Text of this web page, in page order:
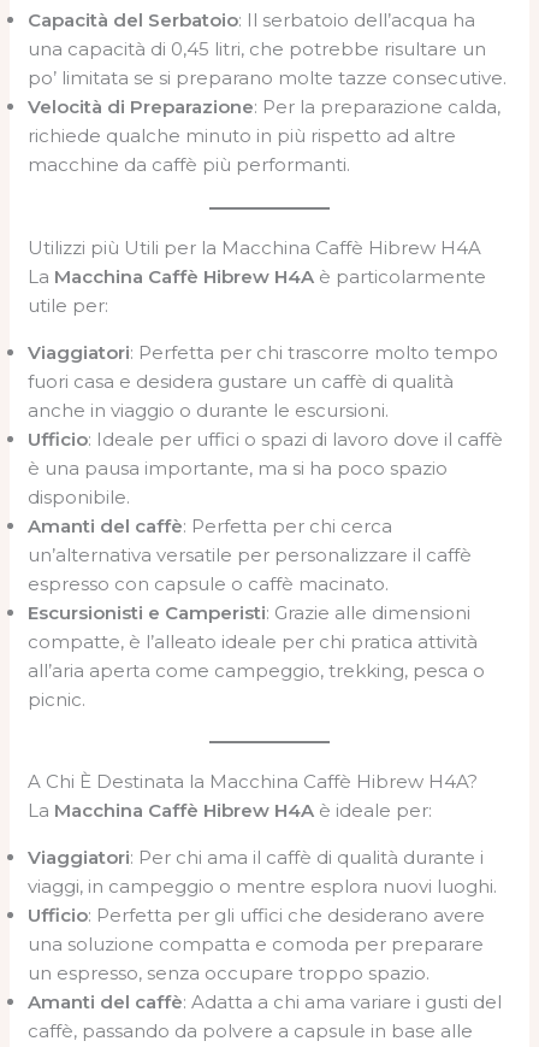
Capacità del Serbatoio: Il serbatoio dell’acqua ha
una capacità di 0,45 litri, che potrebbe risultare un
po’ limitata se si preparano molte tazze consecutive.
Velocità di Preparazione: Per la preparazione calda,
richiede qualche minuto in più rispetto ad altre
macchine da caffè più performanti.
Utilizzi più Utili per la Macchina Caffè Hibrew H4A
La Macchina Caffè Hibrew H4A è particolarmente
utile per:
Viaggiatori: Perfetta per chi trascorre molto tempo
fuori casa e desidera gustare un caffè di qualità
anche in viaggio o durante le escursioni.
Ufficio: Ideale per uffici o spazi di lavoro dove il caffè
è una pausa importante, ma si ha poco spazio
disponibile.
Amanti del caffè: Perfetta per chi cerca
un’alternativa versatile per personalizzare il caffè
espresso con capsule o caffè macinato.
Escursionisti e Camperisti: Grazie alle dimensioni
compatte, è l’alleato ideale per chi pratica attività
all’aria aperta come campeggio, trekking, pesca o
picnic.
A Chi È Destinata la Macchina Caffè Hibrew H4A?
La Macchina Caffè Hibrew H4A è ideale per:
Viaggiatori: Per chi ama il caffè di qualità durante i
viaggi, in campeggio o mentre esplora nuovi luoghi.
Ufficio: Perfetta per gli uffici che desiderano avere
una soluzione compatta e comoda per preparare
un espresso, senza occupare troppo spazio.
Amanti del caffè: Adatta a chi ama variare i gusti del
caffè, passando da polvere a capsule in base alle